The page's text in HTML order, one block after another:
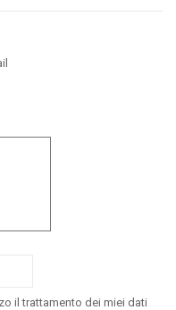
il trattamento dei miei dati